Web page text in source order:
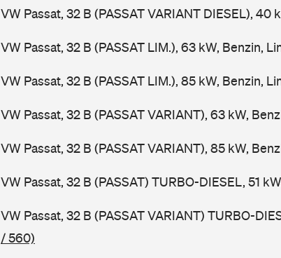
VW Passat, 32 B (PASSAT VARIANT DIESEL), 40
VW Passat, 32 B (PASSAT LIM.), 63 kW, Benzin,
VW Passat, 32 B (PASSAT LIM.), 85 kW, Benzin,
VW Passat, 32 B (PASSAT VARIANT), 63 kW,
VW Passat, 32 B (PASSAT VARIANT), 85 kW,
VW Passat, 32 B (PASSAT) TURBO-DIESEL, 51
VW Passat, 32 B (PASSAT VARIANT) TURBO-
/ 560)